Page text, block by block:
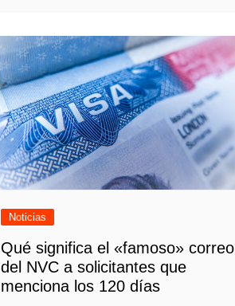
Noticias
Qué significa el «famoso» correo
del NVC a solicitantes que
menciona los 120 días